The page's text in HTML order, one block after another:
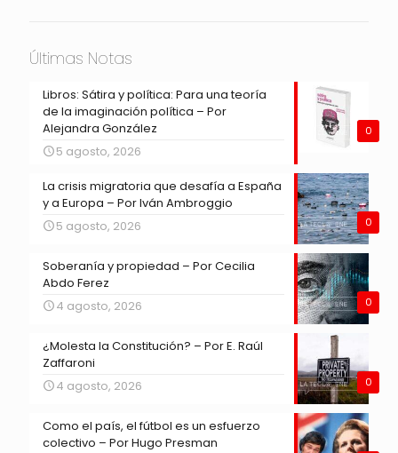
Últimas Notas
0
Libros: Sátira y política: Para una teoría
de la imaginación política – Por
Alejandra González
5 agosto, 2026
0
La crisis migratoria que desafía a España
y a Europa – Por Iván Ambroggio
5 agosto, 2026
0
Soberanía y propiedad – Por Cecilia
Abdo Ferez
4 agosto, 2026
0
¿Molesta la Constitución? – Por E. Raúl
Zaffaroni
4 agosto, 2026
Como el país, el fútbol es un esfuerzo
colectivo – Por Hugo Presman